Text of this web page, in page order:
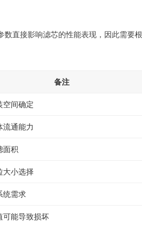
直接影响滤芯的性能表现，因此需要
备注
空间确定
流通能力
面积
大小选择
统需求
可能导致损坏